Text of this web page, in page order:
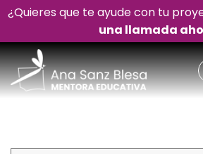
¿Quieres que te ayude con tu
una llamada